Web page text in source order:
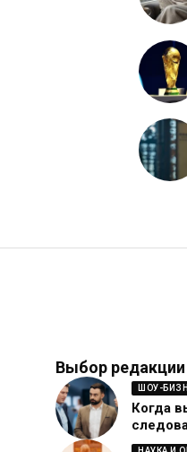
Выбор редакции
ШОУ-
Когда